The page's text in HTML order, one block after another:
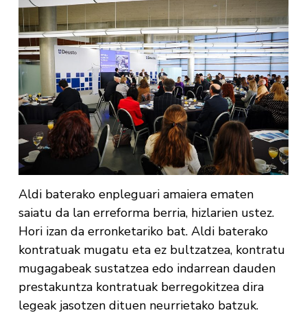
Aldi baterako enpleguari amaiera ematen
saiatu da lan erreforma berria, hizlarien ustez.
Hori izan da erronketariko bat. Aldi baterako
kontratuak mugatu eta ez bultzatzea, kontratu
mugagabeak sustatzea edo indarrean dauden
prestakuntza kontratuak berregokitzea dira
legeak jasotzen dituen neurrietako batzuk.